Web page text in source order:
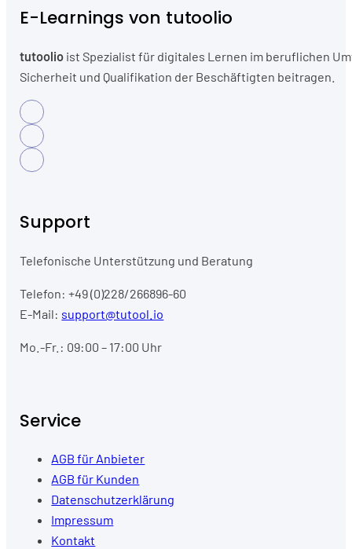
E-Learnings von tutoolio
tutoolio ist Spezialist für digitales Lernen im beruflichen
Sicherheit und Qualifikation der Beschäftigten beitragen.
Support
Telefonische Unterstützung und Beratung
Telefon: +49 (0)228/266896-60
E-Mail: support@tutool.io
Mo.-Fr.: 09:00 – 17:00 Uhr
Service
AGB für Anbieter
AGB für Kunden
Datenschutzerklärung
Impressum
Kontakt